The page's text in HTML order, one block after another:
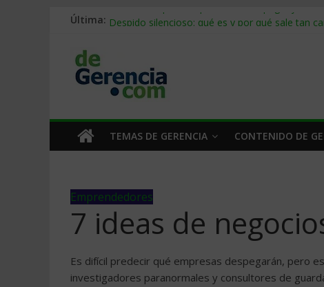
Última: Stablecoins para empresas: cómo pagar y
Trabajo forzoso en la cadena de suministro: qué
Mercado hispano de EE. UU.: cómo segmentarlo
TEMAS DE GERENCIA CONTENIDO DE
Emprendedores
7 ideas de
Es difícil predecir qué empresas despegarán, pero
investigadores paranormales y consultores de